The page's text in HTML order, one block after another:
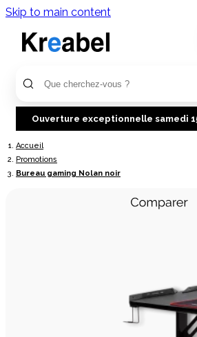
Skip to main content
Ouverture exceptionnelle samedi
Accueil
Promotions
Bureau gaming Nolan noir